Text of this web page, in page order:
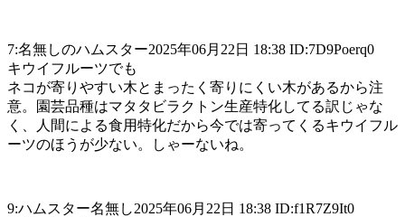
7:名無しのハムスター2025年06月22日 18:38 ID:7D9Poerq0
キウイフルーツでも
ネコが寄りやすい木とまったく寄りにくい木があるから注
意。園芸品種はマタタビラクトン生産特化してる訳じゃな
く、人間による食用特化だから今では寄ってくるキウイフル
ーツのほうが少ない。しゃーないね。
9:ハムスター名無し2025年06月22日 18:38 ID:f1R7Z9It0